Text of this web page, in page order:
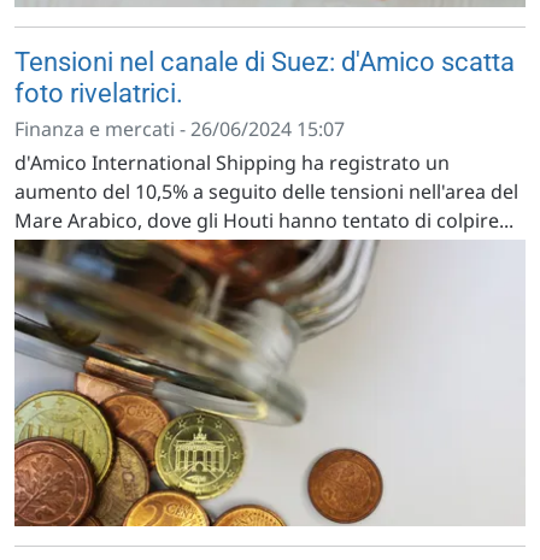
Tensioni nel canale di Suez: d'Amico scatta
foto rivelatrici.
Finanza e mercati - 26/06/2024 15:07
d'Amico International Shipping ha registrato un
aumento del 10,5% a seguito delle tensioni nell'area del
Mare Arabico, dove gli Houti hanno tentato di colpire...